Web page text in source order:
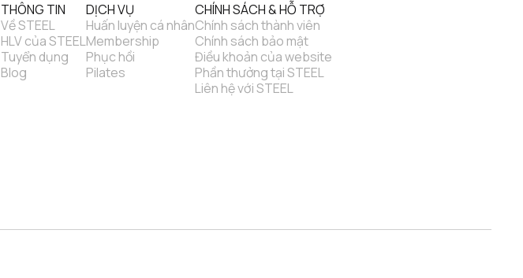
THÔNG TIN
Về STEEL
HLV của STEEL
Tuyển dụng
Blog
DỊCH VỤ
Huấn luyện cá nhân
Membership
Phục hồi
Pilates
CHÍNH SÁCH & HỖ TRỢ
Chính sách thành viên
Chính sách bảo mật
Điều khoản của website
Phần thưởng tại STEEL
Liên hệ với STEEL